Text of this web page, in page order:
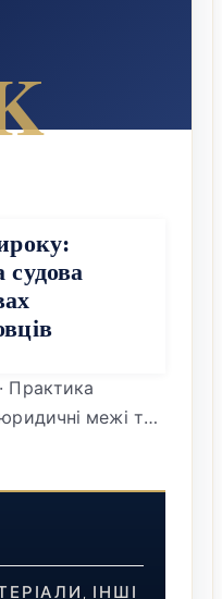
Практика
межі та
публічних
у
вимагає
, ІНШІ